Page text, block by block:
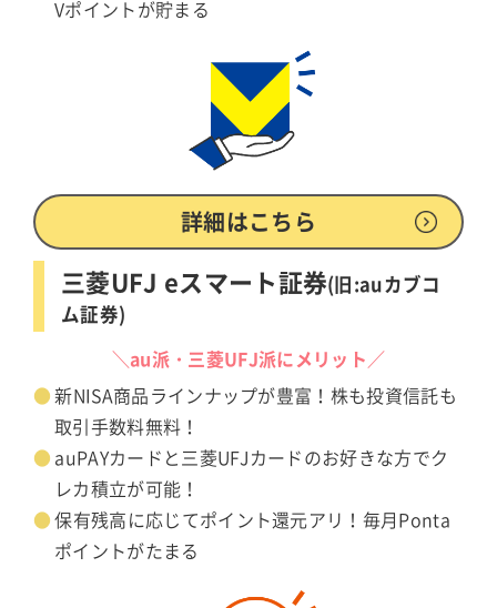
Vポイントが貯まる
詳細はこちら
三菱UFJ eスマート証券(旧:auカブコ
ム証券)
＼au派・三菱UFJ派にメリット／
新NISA商品ラインナップが豊富！株も投資信託も
取引手数料無料！
auPAYカードと三菱UFJカードのお好きな方でク
レカ積立が可能！
保有残高に応じてポイント還元アリ！毎月Ponta
ポイントがたまる